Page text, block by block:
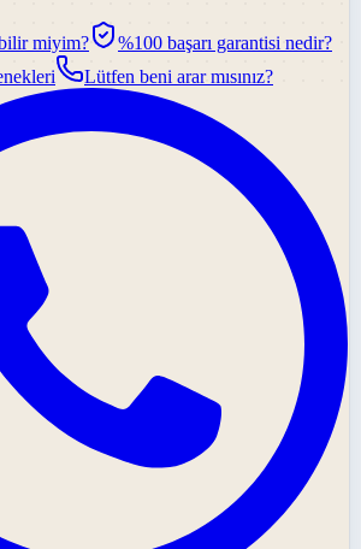
miyim?
%100 başarı garantisi nedir?
Lütfen beni arar mısınız?